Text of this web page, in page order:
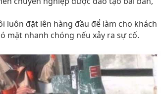
luôn đặt lên hàng đầu để làm cho khách
mặt nhanh chóng nếu xảy ra sự cố.